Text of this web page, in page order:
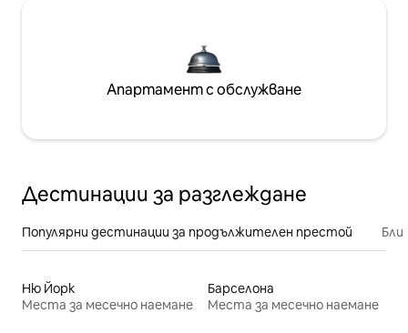
Апартамент с обслужване
Дестинации за разглеждане
Популярни дестинации за продължителен престой
Ню Йорк
Места за месечно наемане
Барселона
Места за месечно наемане